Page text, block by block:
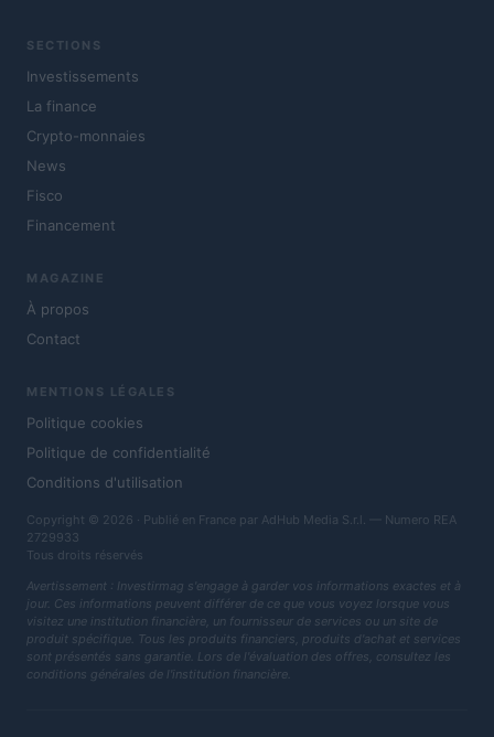
SECTIONS
Investissements
La finance
Crypto-monnaies
News
Fisco
Financement
MAGAZINE
À propos
Contact
MENTIONS LÉGALES
Politique cookies
Politique de confidentialité
Conditions d'utilisation
Copyright © 2026 · Publié en France par AdHub Media S.r.l. — Numero REA
2729933
Tous droits réservés
Avertissement : Investirmag s'engage à garder vos informations exactes et à
jour. Ces informations peuvent différer de ce que vous voyez lorsque vous
visitez une institution financière, un fournisseur de services ou un site de
produit spécifique. Tous les produits financiers, produits d'achat et services
sont présentés sans garantie. Lors de l'évaluation des offres, consultez les
conditions générales de l'institution financière.